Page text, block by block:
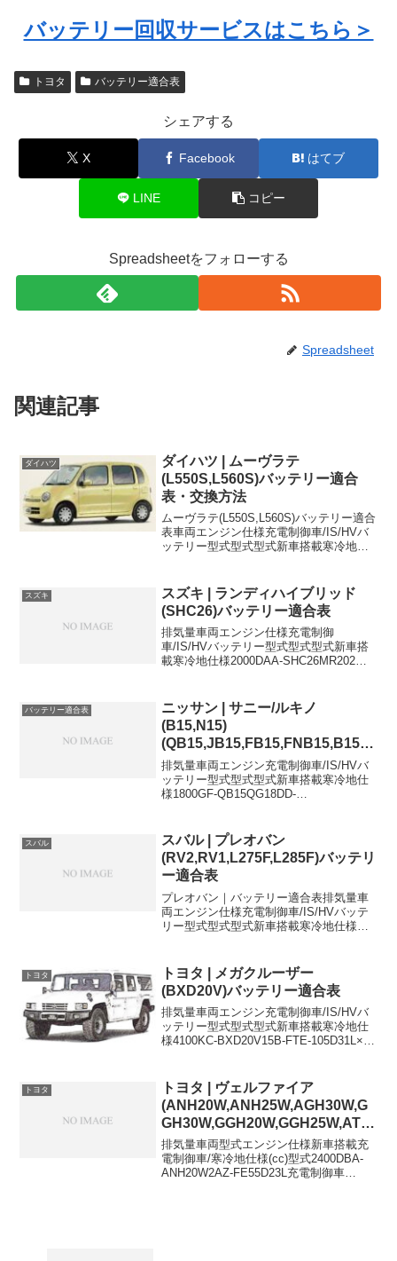
バッテリー回収サービスはこちら＞
トヨタ バッテリー適合表
シェアする
X Facebook はてブ
LINE コピー
Spreadsheetをフォローする
Spreadsheet
関連記事
ダイハツ
ダイハツ | ムーヴラテ
(L550S,L560S)バッテリー適合
表・交換方法
ムーヴラテ(L550S,L560S)バッテリー適合
表車両エンジン仕様充電制御車/IS/HVバ
ッテリー型式型式型式新車搭載寒冷地仕
DETAT,AT・ターボ26B1...
スズキ
スズキ | ランディハイブリッド
(SHC26)バッテリー適合表
排気量車両エンジン仕様充電制御
車/IS/HVバッテリー型式型式型式新車搭
載寒冷地仕様2000DAA-SHC26MR202個
るおすすめバッテリーはこ...
バッテリー適合表
ニッサン | サニー/ルキノ
(B15,N15)
(QB15,JB15,FB15,FNB15,B15)
バッテリー適合表
排気量車両エンジン充電制御車/IS/HVバ
ッテリー型式型式型式新車搭載寒冷地仕
様1800GF-QB15QG18DD-
28...
スバル
スバル | プレオバン
(RV2,RV1,L275F,L285F)バッテリ
ー適合表
プレオバン｜バッテリー適合表排気量車
両エンジン仕様充電制御車/IS/HVバッテ
リー型式型式型式新車搭載寒冷地仕様
38B19L38B1...
トヨタ
トヨタ | メガクルーザー
(BXD20V)バッテリー適合表
排気量車両エンジン充電制御車/IS/HVバ
ッテリー型式型式型式新車搭載寒冷地仕
様4100KC-BXD20V15B-FTE-105D31L×2-
トヨタ
トヨタ | ヴェルファイア
(ANH20W,ANH25W,AGH30W,G
GH30W,GGH20W,GGH25W,ATH
20W)バッテリー適合表
排気量車両型式エンジン仕様新車搭載充
電制御車/寒冷地仕様(cc)型式2400DBA-
ANH20W2AZ-FE55D23L充電制御車